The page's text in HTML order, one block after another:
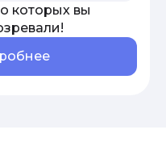
которых вы